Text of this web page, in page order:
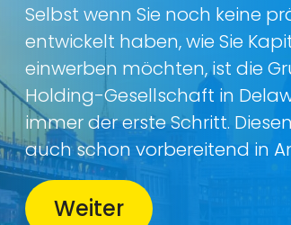
Selbst wenn Sie noch keine
entwickelt haben, wie Sie
einwerben möchten, ist die
Holding-Gesellschaft in
immer der erste Schritt.
auch schon vorbereitend in
Weiter